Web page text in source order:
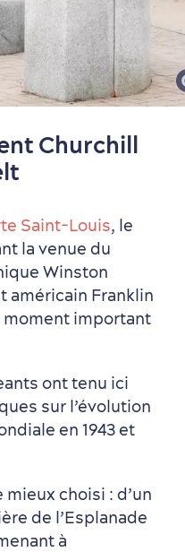
Churchill
Saint-Louis, le
la venue du
Winston
américain Franklin
moment important
ont tenu ici
sur l’évolution
en 1943 et
choisi : d’un
de l’Esplanade
à